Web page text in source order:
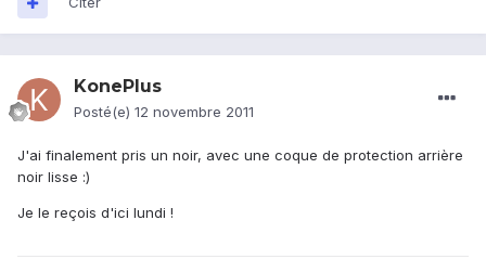
KonePlus
Posté(e) 12 novembre 2011
J'ai finalement pris un noir, avec une coque de protection arrière
noir lisse :)
Je le reçois d'ici lundi !